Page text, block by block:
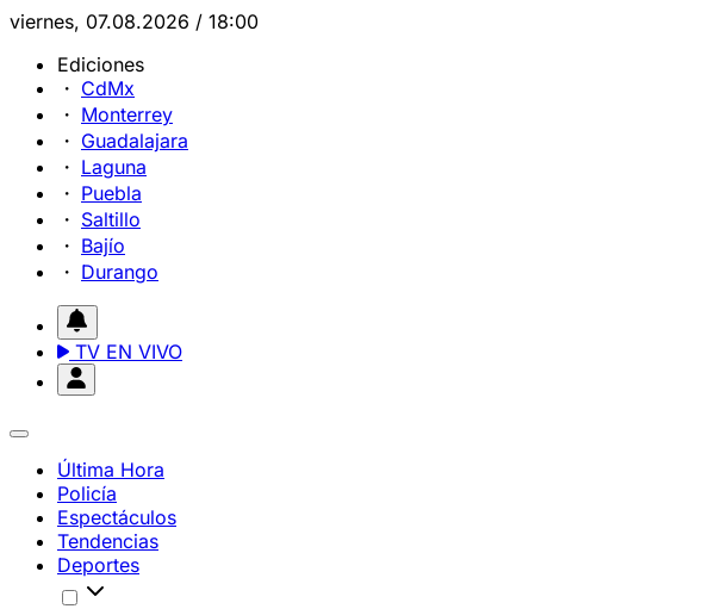
viernes, 07.08.2026 / 18:00
Ediciones
CdMx
Monterrey
Guadalajara
Laguna
Puebla
Saltillo
Bajío
Durango
TV EN VIVO
Última Hora
Policía
Espectáculos
Tendencias
Deportes